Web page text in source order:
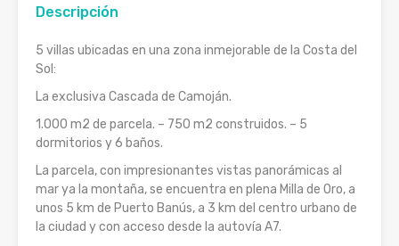
Descripción
5 villas ubicadas en una zona inmejorable de la Costa del
Sol:
La exclusiva Cascada de Camoján.
1.000 m2 de parcela. – 750 m2 construidos. – 5
dormitorios y 6 baños.
La parcela, con impresionantes vistas panorámicas al
mar ya la montaña, se encuentra en plena Milla de Oro, a
unos 5 km de Puerto Banús, a 3 km del centro urbano de
la ciudad y con acceso desde la autovía A7.